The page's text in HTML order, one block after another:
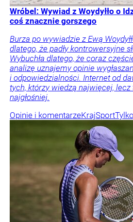
Wróbel: Wywiad z Woydyłło o
coś znacznie gorszego
Burza po wywiadzie z Ewą
dlatego, że padły kontrowersyjne
Wybuchła dlatego, że coraz
analizę uznajemy opinie
i odpowiedzialności. Internet od
tych, którzy wiedzą najwięcej,
najgłośniej.
Opinie i komentarzeKrajSport